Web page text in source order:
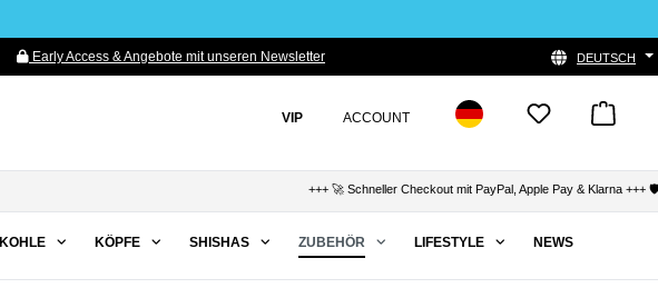
Early Access & Angebote mit unseren Newsletter DEUTSCH
VIP ACCOUNT
+++ 🚀 Schneller Checkout mit PayPal, Apple Pay & Klarna +++ 🛡️
KOHLE KÖPFE SHISHAS ZUBEHÖR LIFESTYLE NEWS